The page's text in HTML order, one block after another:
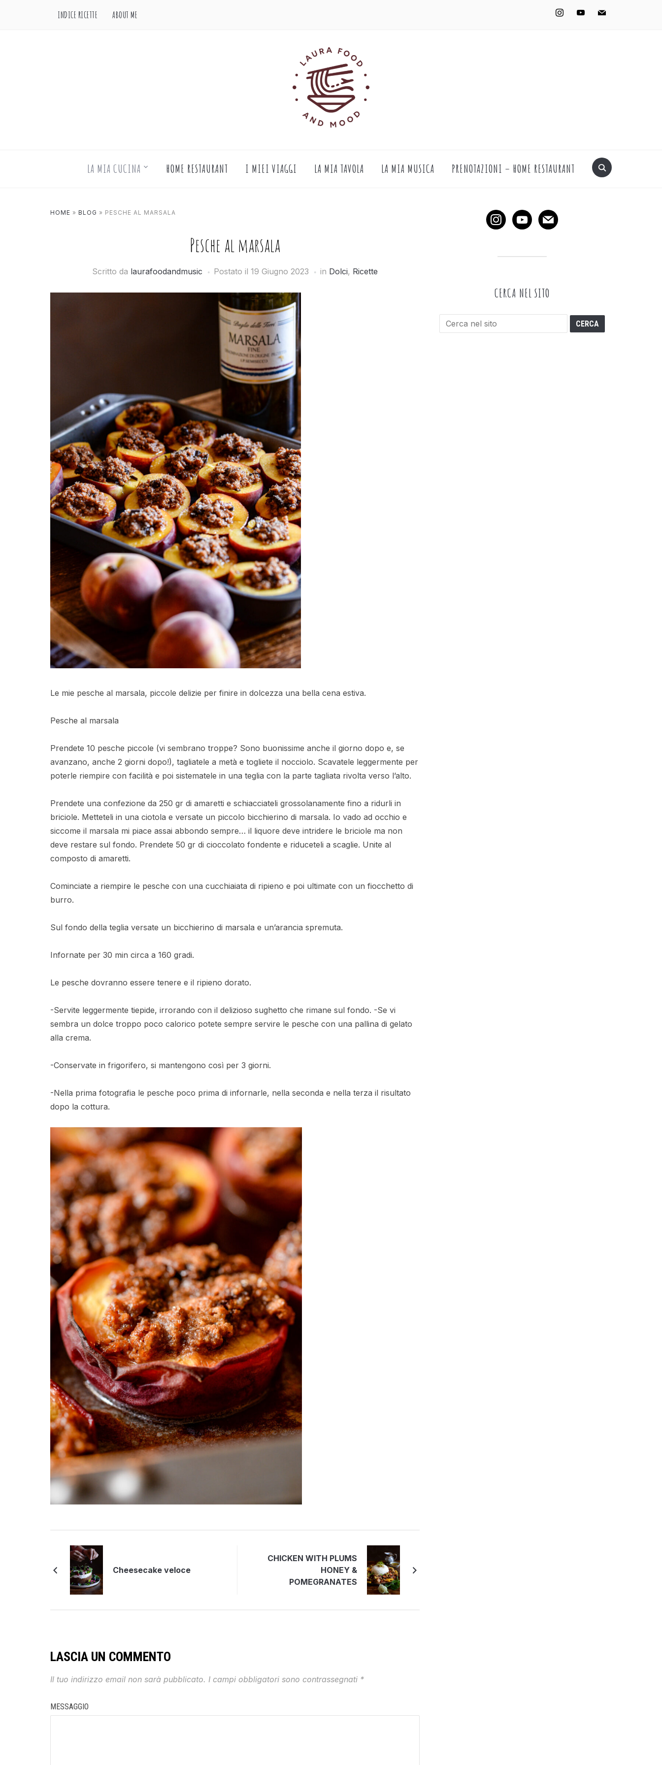
instagramyoutube mail
INDICE RICETTE ABOUT ME
LA MIA CUCINA HOME RESTAURANT I MIEI VIAGGI LA MIA TAVOLA LA MIA MUSICA PRENOTAZIONI – HOME RESTAURANT
HOME » BLOG » PESCHE AL MARSALA
Pesche al marsala
Scritto da laurafoodandmusic Postato il 19 Giugno 2023 in Dolci, Ricette
Le mie pesche al marsala, piccole delizie per finire in dolcezza una bella cena estiva.
Pesche al marsala
Prendete 10 pesche piccole (vi sembrano troppe? Sono buonissime anche il giorno dopo e, se
avanzano, anche 2 giorni dopo!), tagliatele a metà e togliete il nocciolo. Scavatele leggermente per
poterle riempire con facilità e poi sistematele in una teglia con la parte tagliata rivolta verso l’alto.
Prendete una confezione da 250 gr di amaretti e schiacciateli grossolanamente fino a ridurli in
briciole. Metteteli in una ciotola e versate un piccolo bicchierino di marsala. Io vado ad occhio e
siccome il marsala mi piace assai abbondo sempre… il liquore deve intridere le briciole ma non
deve restare sul fondo. Prendete 50 gr di cioccolato fondente e riduceteli a scaglie. Unite al
composto di amaretti.
Cominciate a riempire le pesche con una cucchiaiata di ripieno e poi ultimate con un fiocchetto di
burro.
Sul fondo della teglia versate un bicchierino di marsala e un’arancia spremuta.
Infornate per 30 min circa a 160 gradi.
Le pesche dovranno essere tenere e il ripieno dorato.
-Servite leggermente tiepide, irrorando con il delizioso sughetto che rimane sul fondo. -Se vi
sembra un dolce troppo poco calorico potete sempre servire le pesche con una pallina di gelato
alla crema.
-Conservate in frigorifero, si mantengono così per 3 giorni.
-Nella prima fotografia le pesche poco prima di infornarle, nella seconda e nella terza il risultato
dopo la cottura.
Cheesecake veloce
CHICKEN WITH PLUMS
HONEY &
POMEGRANATES
LASCIA UN COMMENTO
Il tuo indirizzo email non sarà pubblicato. I campi obbligatori sono contrassegnati *
MESSAGGIO
instagramyoutubemail
CERCA NEL SITO